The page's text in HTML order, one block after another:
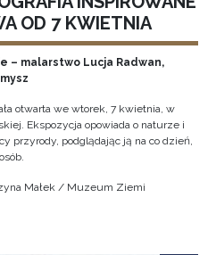
OD 7 KWIETNIA
– malarstwo Lucja Radwan,
otwarta we wtorek, 7 kwietnia, w
Ekspozycja opowiada o naturze i
przyrody, podglądając ją na co dzień,
Małek / Muzeum Ziemi